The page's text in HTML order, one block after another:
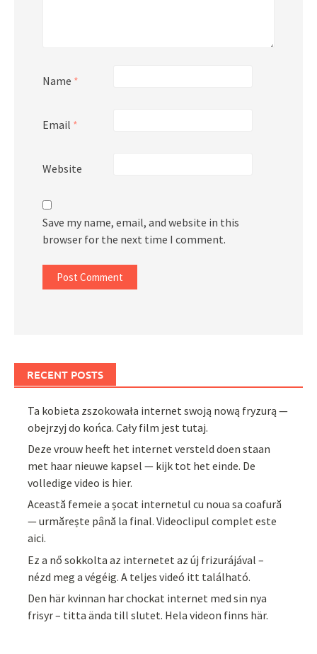
Name *
Email *
Website
Save my name, email, and website in this
browser for the next time I comment.
RECENT POSTS
Ta kobieta zszokowała internet swoją nową fryzurą —
obejrzyj do końca. Cały film jest tutaj.
Deze vrouw heeft het internet versteld doen staan
met haar nieuwe kapsel — kijk tot het einde. De
volledige video is hier.
Această femeie a șocat internetul cu noua sa coafură
— urmărește până la final. Videoclipul complet este
aici.
Ez a nő sokkolta az internetet az új frizurájával –
nézd meg a végéig. A teljes videó itt található.
Den här kvinnan har chockat internet med sin nya
frisyr – titta ända till slutet. Hela videon finns här.